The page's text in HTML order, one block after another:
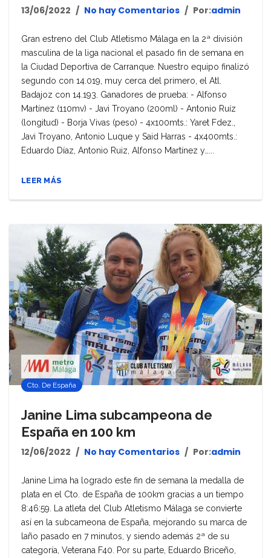
13/06/2022 No hay Comentarios Por:admin
Gran estreno del Club Atletismo Málaga en la 2ª división
masculina de la liga nacional el pasado fin de semana en
la Ciudad Deportiva de Carranque. Nuestro equipo finalizó
segundo con 14.019, muy cerca del primero, el Atl.
Badajoz con 14.193. Ganadores de prueba: - Alfonso
Martínez (110mv) - Javi Troyano (200ml) - Antonio Ruíz
(longitud) - Borja Vivas (peso) - 4x100mts.: Yaret Fdez.,
Javi Troyano, Antonio Luque y Said Harras - 4x400mts.:
Eduardo Díaz, Antonio Ruiz, Alfonso Martínez y…...
LEER MÁS
Cto. De España
Janine Lima subcampeona de
España en 100 km
12/06/2022 No hay Comentarios Por:admin
Janine Lima ha logrado este fin de semana la medalla de
plata en el Cto. de España de 100km gracias a un tiempo
8:46:59. La atleta del Club Atletismo Málaga se convierte
así en la subcameona de España, mejorando su marca de
laño pasado en 7 minutos, y siendo además 2ª de su
categoría, Veterana F40. Por su parte, Eduardo Briceño,